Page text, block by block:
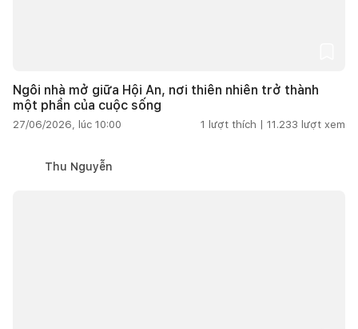
Ngôi nhà mở giữa Hội An, nơi thiên nhiên trở thành
một phần của cuộc sống
27/06/2026, lúc 10:00 1 lượt thích | 11.233 lượt xem
Thu Nguyễn